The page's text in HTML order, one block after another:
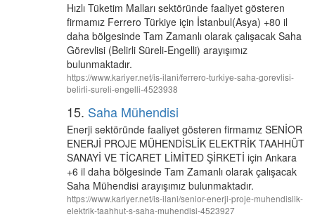
Hızlı Tüketim Malları sektöründe faaliyet gösteren
firmamız Ferrero Türkiye için İstanbul(Asya) +80 il
daha bölgesinde Tam Zamanlı olarak çalışacak Saha
Görevlisi (Belirli Süreli-Engelli) arayışımız
bulunmaktadır.
https://www.kariyer.net/is-ilani/ferrero-turkiye-saha-gorevlisi-
belirli-sureli-engelli-4523938
15. Saha Mühendisi
Enerji sektöründe faaliyet gösteren firmamız SENİOR
ENERJİ PROJE MÜHENDİSLİK ELEKTRİK TAAHHÜT
SANAYİ VE TİCARET LİMİTED ŞİRKETİ için Ankara
+6 il daha bölgesinde Tam Zamanlı olarak çalışacak
Saha Mühendisi arayışımız bulunmaktadır.
https://www.kariyer.net/is-ilani/senior-enerji-proje-muhendislik-
elektrik-taahhut-s-saha-muhendisi-4523927